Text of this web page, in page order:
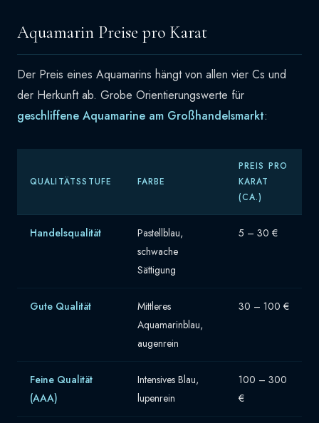
Aquamarin Preise pro Karat
Der Preis eines Aquamarins hängt von allen vier Cs und
der Herkunft ab. Grobe Orientierungswerte für
geschliffene Aquamarine am Großhandelsmarkt:
QUALITÄTSSTUFE FARBE
PREIS PRO
KARAT
(CA.)
Handelsqualität
Pastellblau,
schwache
Sättigung
5 – 30 €
Gute Qualität
Mittleres
Aquamarinblau,
augenrein
30 – 100 €
Feine Qualität
(AAA)
Intensives Blau,
lupenrein
100 – 300
€